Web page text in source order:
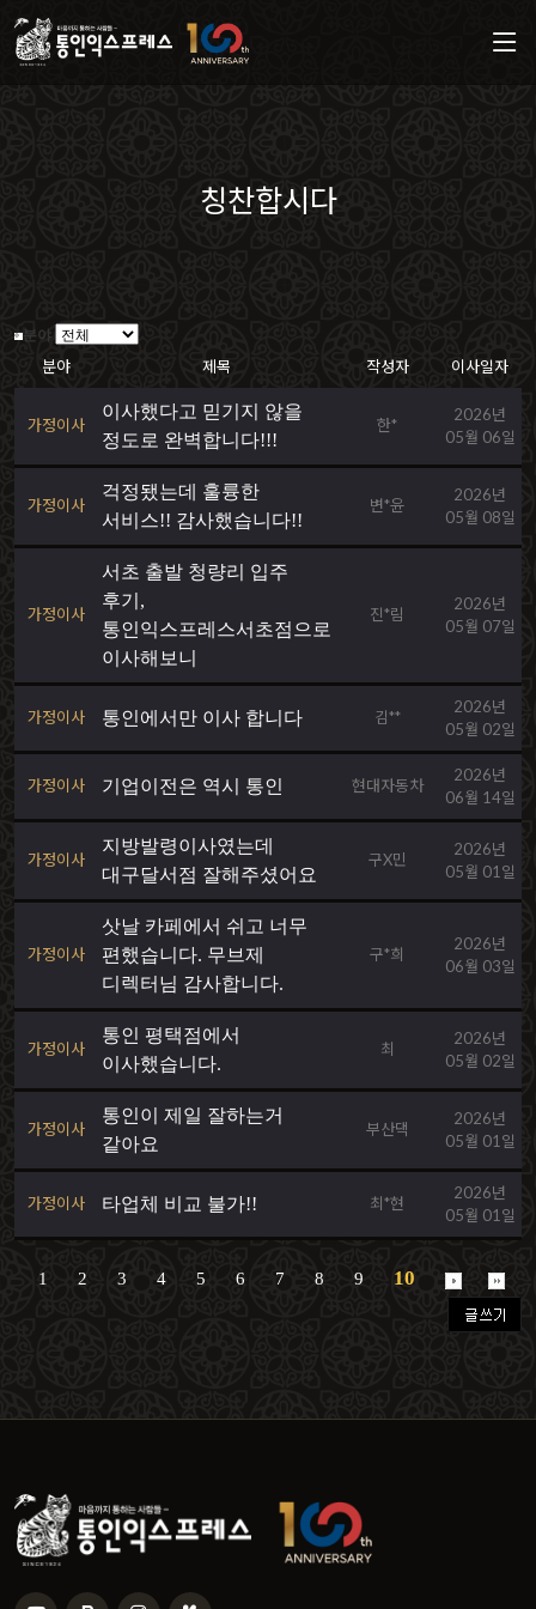
칭찬합시다
분야
분야 제목 작성자 이사일자
가정이사
이사했다고 믿기지 않을
정도로 완벽합니다!!!
한*
2026년
05월 06일
가정이사
걱정됐는데 훌륭한
서비스!! 감사했습니다!!
변*윤
2026년
05월 08일
가정이사
서초 출발 청량리 입주
후기,
통인익스프레스서초점으로
이사해보니
진*림
2026년
05월 07일
가정이사 통인에서만 이사 합니다 김**
2026년
05월 02일
가정이사 기업이전은 역시 통인 현대자동차
2026년
06월 14일
가정이사
지방발령이사였는데
대구달서점 잘해주셨어요
구X민
2026년
05월 01일
가정이사
삿날 카페에서 쉬고 너무
편했습니다. 무브제
디렉터님 감사합니다.
구*희
2026년
06월 03일
가정이사
통인 평택점에서
이사했습니다.
최
2026년
05월 02일
가정이사
통인이 제일 잘하는거
같아요
부산댁
2026년
05월 01일
가정이사 타업체 비교 불가!! 최*현
2026년
05월 01일
1 2 3 4 5 6 7 8 9 10